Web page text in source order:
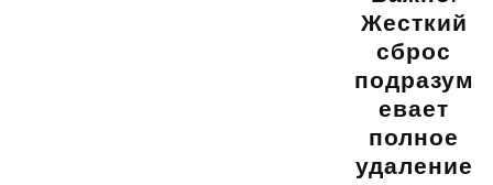
Жесткий
сброс
подразум
евает
полное
удаление